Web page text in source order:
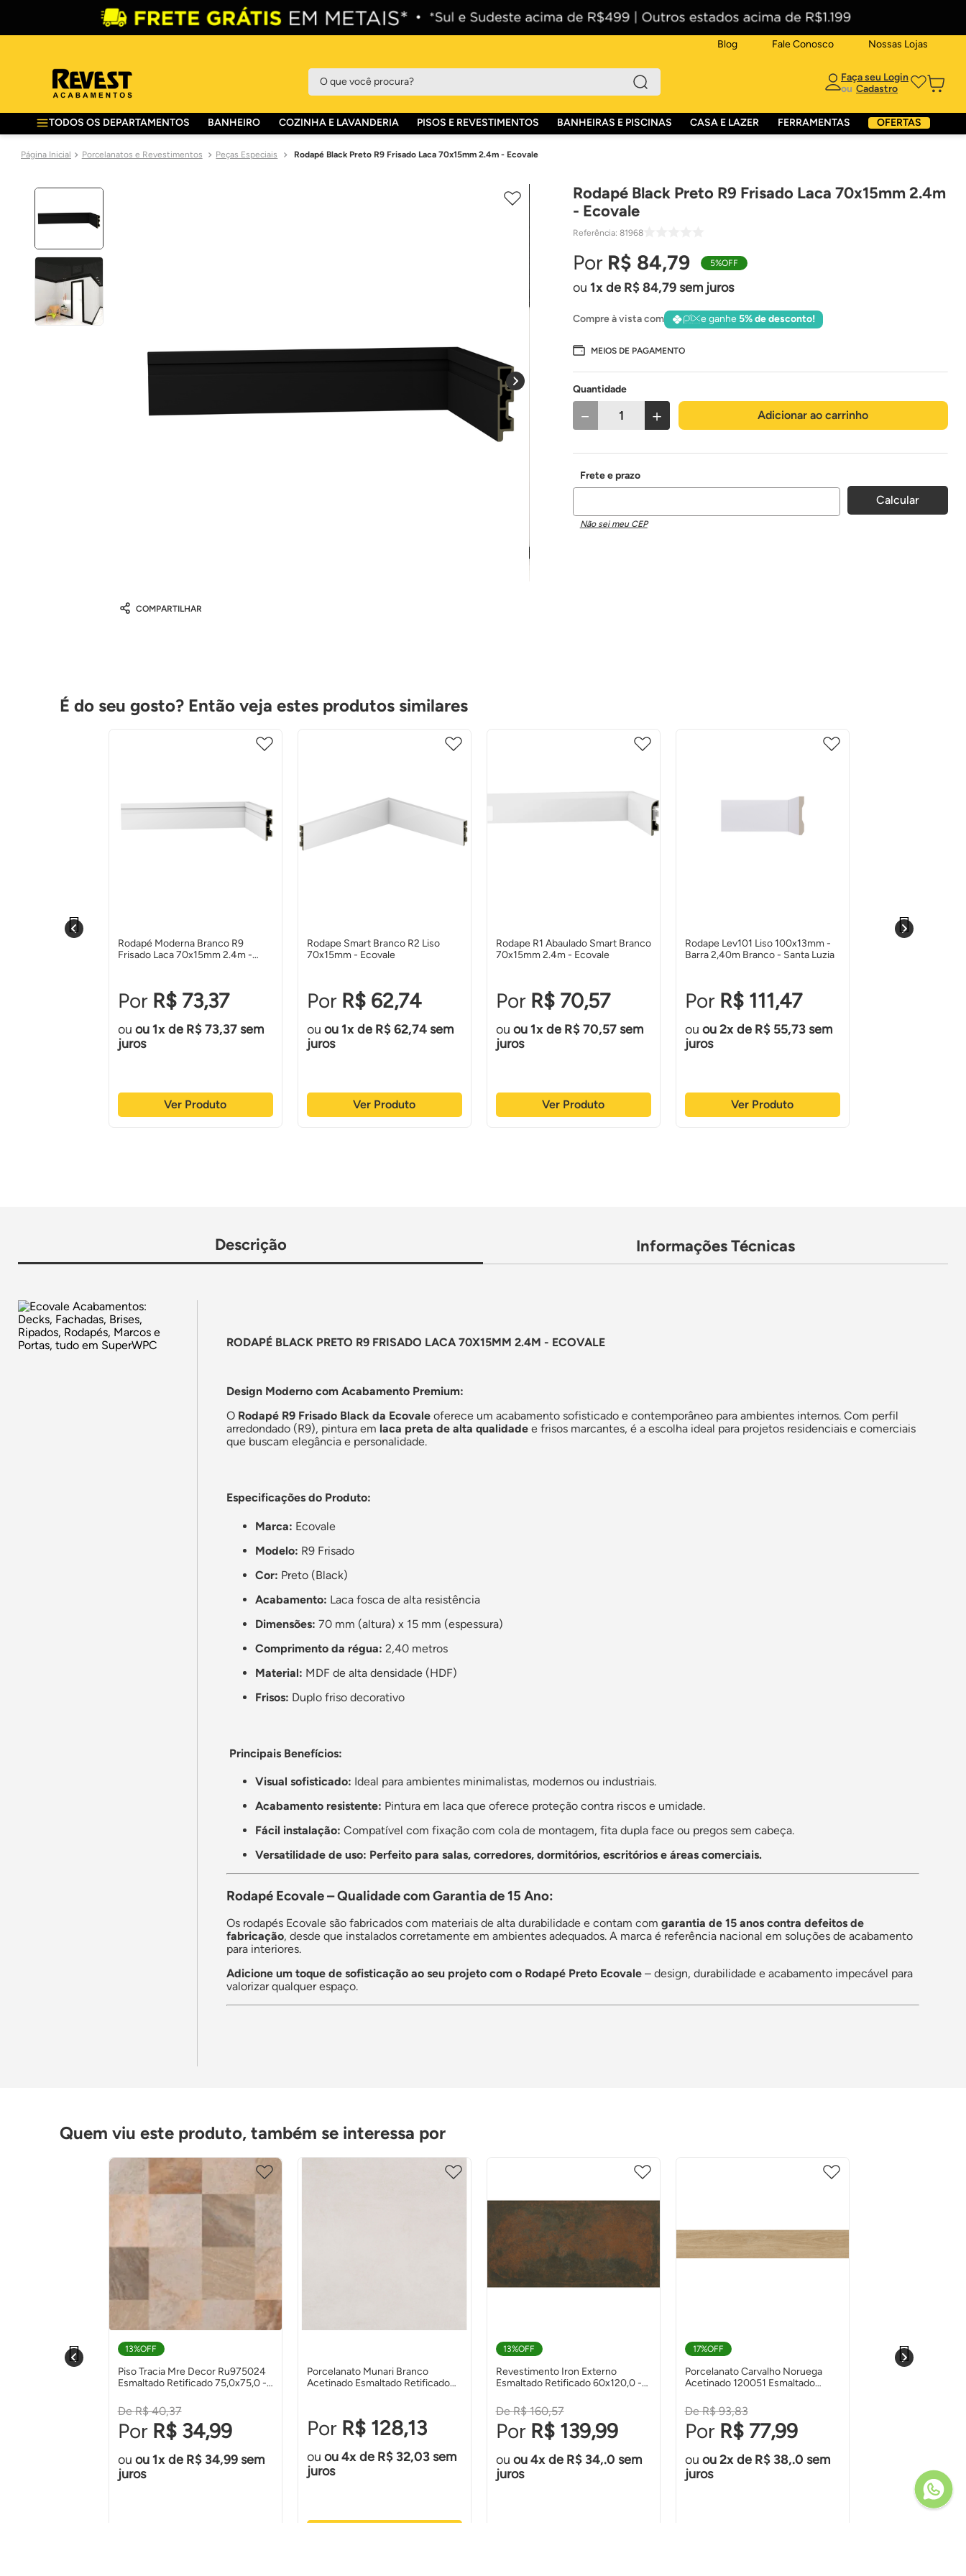
Blog Fale Conosco Nossas Lojas
O que você procura?
ou
TODOS OS DEPARTAMENTOS BANHEIRO COZINHA E LAVANDERIA PISOS E REVESTIMENTOS BANHEIRAS E PISCINAS CASA E LAZER FERRAMENTAS OFERTAS
Porcelanatos e Revestimentos Peças Especiais Rodapé Black Preto R9 Frisado Laca 70x15mm 2.4m - Ecovale
COMPARTILHAR
Rodapé Black Preto R9 Frisado Laca 70x15mm 2.4m
- Ecovale
Referência: 81968
R$ 84,79 5%OFF
1 de R$84,79sem juros
Compre à vista com e ganhe5% de desconto!
MEIOS DE PAGAMENTO
Quantidade
＋
－ Adicionar ao carrinho
Não sei meu CEP
É do seu gosto? Então veja estes produtos similares
Rodapé Moderna Branco R9
Frisado Laca 70x15mm 2.4m -
R$ 73,37
ou1 de R$ 73,37sem
juros
Ver Produto
Rodape Smart Branco R2 Liso
70x15mm - Ecovale
R$ 62,74
ou1 de R$ 62,74sem
juros
Ver Produto
Rodape R1 Abaulado Smart Branco
70x15mm 2.4m - Ecovale
R$ 70,57
ou1 de R$ 70,57sem
juros
Ver Produto
Rodape Lev101 Liso 100x13mm -
Barra 2,40m Branco - Santa Luzia
R$ 111,47
ou2 de R$ 55,73sem
juros
Ver Produto
Descrição Informações Técnicas
RODAPÉ BLACK PRETO R9 FRISADO LACA 70X15MM 2.4M - ECOVALE
Design Moderno com Acabamento Premium:
O Rodapé R9 Frisado Black da Ecovale oferece um acabamento sofisticado e contemporâneo para ambientes internos. Com perfil
arredondado (R9), pintura em laca preta de alta qualidade e frisos marcantes, é a escolha ideal para projetos residenciais e comerciais
que buscam elegância e personalidade.
Especificações do Produto:
Marca: Ecovale
Modelo: R9 Frisado
Cor: Preto (Black)
Acabamento: Laca fosca de alta resistência
Dimensões: 70 mm (altura) x 15 mm (espessura)
Comprimento da régua: 2,40 metros
Material: MDF de alta densidade (HDF)
Frisos: Duplo friso decorativo
Principais Benefícios:
Visual sofisticado: Ideal para ambientes minimalistas, modernos ou industriais.
Acabamento resistente: Pintura em laca que oferece proteção contra riscos e umidade.
Fácil instalação: Compatível com fixação com cola de montagem, fita dupla face ou pregos sem cabeça.
Versatilidade de uso: Perfeito para salas, corredores, dormitórios, escritórios e áreas comerciais.
Rodapé Ecovale – Qualidade com Garantia de 15 Ano:
Os rodapés Ecovale são fabricados com materiais de alta durabilidade e contam com garantia de 15 anos contra defeitos de
fabricação, desde que instalados corretamente em ambientes adequados. A marca é referência nacional em soluções de acabamento
para interiores.
Adicione um toque de sofisticação ao seu projeto com o Rodapé Preto Ecovale – design, durabilidade e acabamento impecável para
valorizar qualquer espaço.
Quem viu este produto, também se interessa por
13%OFF
Piso Tracia Mre Decor Ru975024
Esmaltado Retificado 75,0x75,0 -
R$ 40,37
R$ 34,99
ou1 de R$ 34,99sem
juros
Porcelanato Munari Branco
Acetinado Esmaltado Retificado
R$ 128,13
ou4 de R$ 32,03sem
juros
13%OFF
Revestimento Iron Externo
Esmaltado Retificado 60x120,0 -
R$ 160,57
R$ 139,99
ou4 de R$ 34,.0 sem
juros
17%OFF
Porcelanato Carvalho Noruega
Acetinado 120051 Esmaltado
Embramaco
R$ 93,83
R$ 77,99
ou2 de R$ 38,.0 sem
juros
OFF